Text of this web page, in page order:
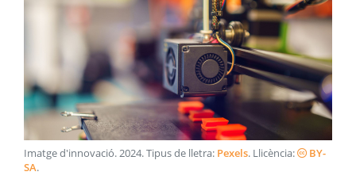
Imatge d'innovació.2024. Tipus de lletra: Pexels. Llicència:
BY-
SA.